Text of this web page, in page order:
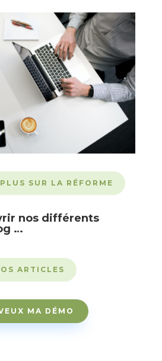
SUR LA RÉFORME
nos différents
…
ARTICLES
MA DÉMO